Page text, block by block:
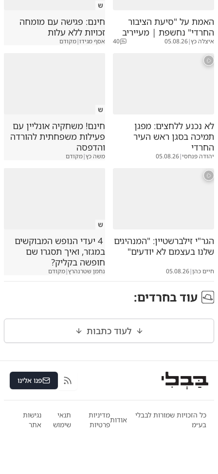
האמת על "סיעת הציבור
החרדי" נחשפת | מעייריב
איצלה כץ|
05.08.26
40
ש
חינם: פגישה עם מומחה
זכויות ללא עלות
אסף מגידו|מקודם
לא נכנע ללחצים: מפגן
תמיכה בסגן ראש העיר
החרדי
יהודה פנחסי|
05.08.26
ש
חינם! משחקיה אונליין עם
פעילות משפחתית להורדה
והדפסה
משה כץ|מקודם
הגר"י זילברשטיין: "המנהיגים
שלנו בעצמם לא יודעים"
חיים כהן|
05.08.26
ש
4 יעדי הנופש המבוקשים
במגזר, ואיך תסגרו שם
חופשה בקליק?
נחמן שטרנהרץ|מקודם
עוד בחרדים:
לעוד כתבות
RSS פנו אלינו
כל הזכויות שמורות לבבלי
בע״מ
אודות
מדיניות
פרטיות
תנאי
שימוש
נגישות
אתר